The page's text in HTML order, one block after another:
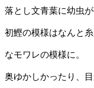
落とし文青葉に幼虫
初鰹の模様はなんと
なモワレの模様に。
奥ゆかしかったり、目